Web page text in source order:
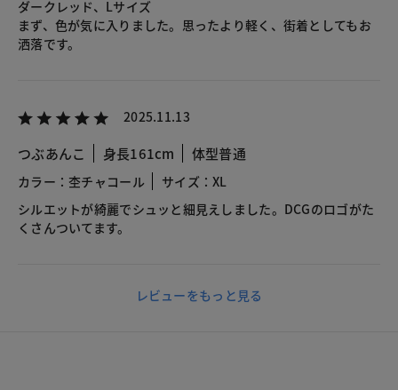
ダークレッド、Lサイズ
まず、色が気に入りました。思ったより軽く、街着としてもお
洒落です。
2025.11.13
つぶあんこ 身長161cm 体型普通
カラー：杢チャコール
サイズ：XL
シルエットが綺麗でシュッと細見えしました。DCGのロゴがた
くさんついてます。
レビューをもっと見る